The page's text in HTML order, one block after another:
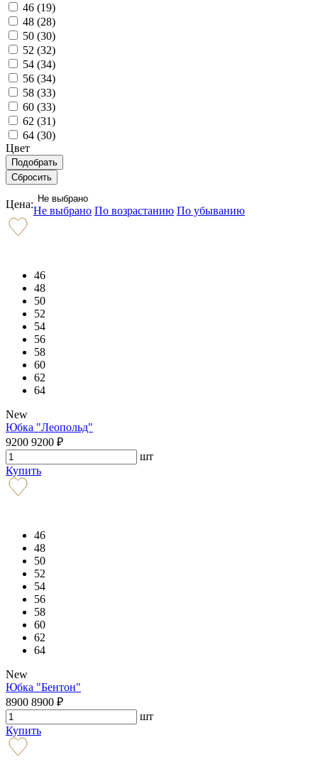
46 (19)
48 (28)
50 (30)
52 (32)
54 (34)
56 (34)
58 (33)
60 (33)
62 (31)
64 (30)
Цвет
Цена: Не выбрано
Не выбрано По возрастанию По убыванию
46
48
50
52
54
56
58
60
62
64
New
Юбка "Леопольд"
9200 9200 ₽
шт
Купить
46
48
50
52
54
56
58
60
62
64
New
Юбка "Бентон"
8900 8900 ₽
шт
Купить